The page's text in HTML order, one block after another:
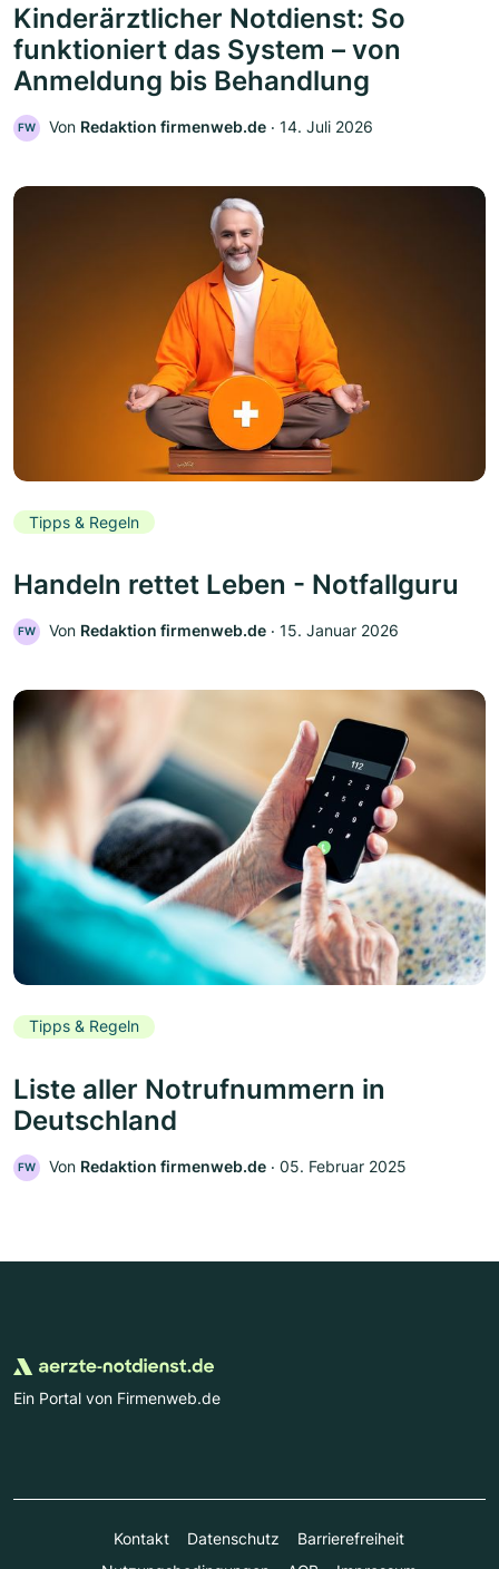
Kinderärztlicher Notdienst: So
funktioniert das System – von
Anmeldung bis Behandlung
FW Von Redaktion firmenweb.de ‧ 14. Juli 2026
Tipps & Regeln
Handeln rettet Leben - Notfallguru
FW Von Redaktion firmenweb.de ‧ 15. Januar 2026
Tipps & Regeln
Liste aller Notrufnummern in
Deutschland
FW Von Redaktion firmenweb.de ‧ 05. Februar 2025
Ein Portal von Firmenweb.de
Kontakt Datenschutz
Barrierefreiheit